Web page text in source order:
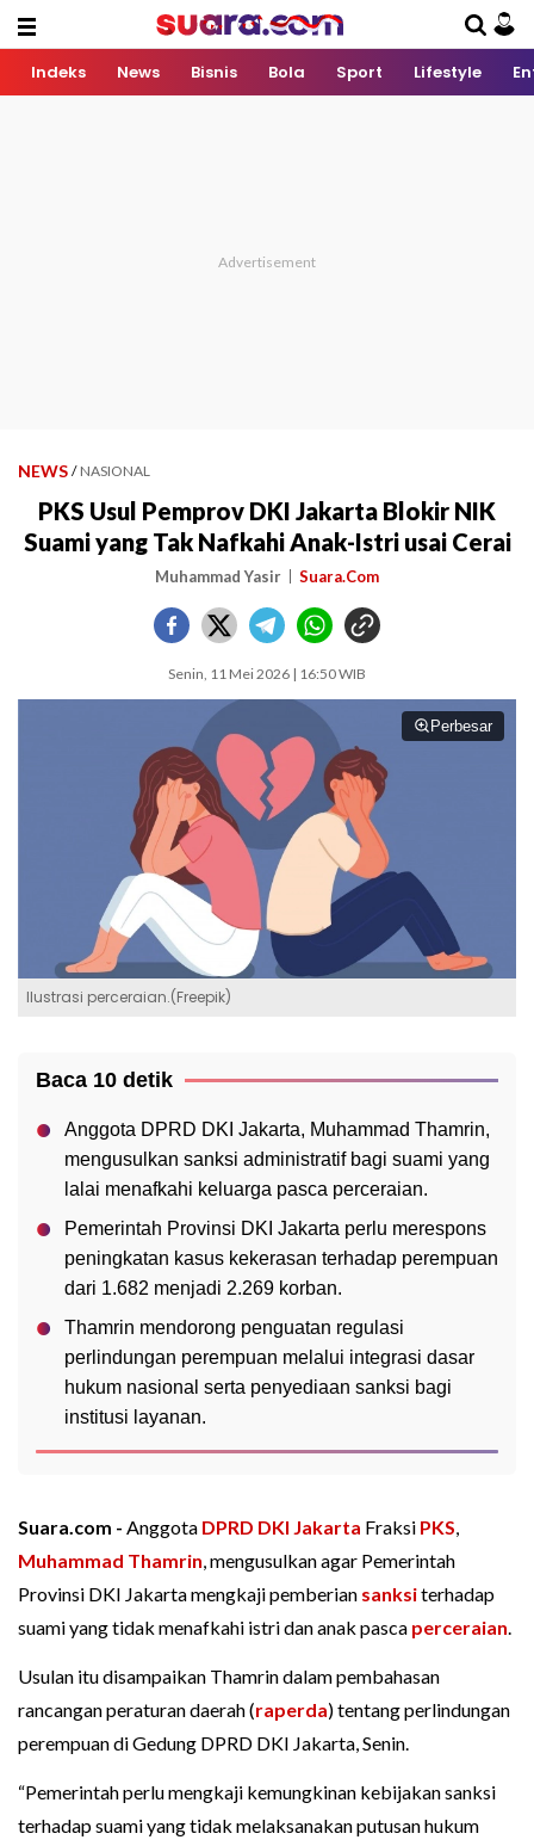
Indeks News Bisnis Bola Sport Lifestyle
NEWS / NASIONAL
PKS Usul Pemprov DKI Jakarta Blokir NIK
Suami yang Tak Nafkahi Anak-Istri usai Cerai
Muhammad Yasir Suara.Com
Senin, 11 Mei 2026 | 16:50 WIB
Perbesar
Ilustrasi perceraian.(Freepik)
Baca 10 detik
Anggota DPRD DKI Jakarta, Muhammad Thamrin,
mengusulkan sanksi administratif bagi suami yang
lalai menafkahi keluarga pasca perceraian.
Pemerintah Provinsi DKI Jakarta perlu merespons
peningkatan kasus kekerasan terhadap perempuan
dari 1.682 menjadi 2.269 korban.
Thamrin mendorong penguatan regulasi
perlindungan perempuan melalui integrasi dasar
hukum nasional serta penyediaan sanksi bagi
institusi layanan.
Suara.com - Anggota DPRD DKI Jakarta Fraksi PKS,
Muhammad Thamrin, mengusulkan agar Pemerintah
Provinsi DKI Jakarta mengkaji pemberian sanksiterhadap
suami yang tidak menafkahi istri dan anak pasca perceraian.
Usulan itu disampaikan Thamrin dalam pembahasan
rancangan peraturan daerah (raperda) tentang perlindungan
perempuan di Gedung DPRD DKI Jakarta, Senin.
“Pemerintah perlu mengkaji kemungkinan kebijakan sanksi
terhadap suami yang tidak melaksanakan putusan hukum